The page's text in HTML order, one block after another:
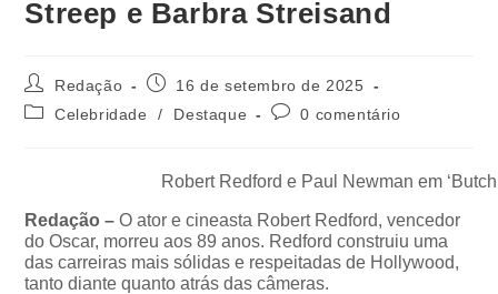
Streep e Barbra Streisand
Redação
16 de setembro de 2025
Celebridade
/ Destaque 0 comentário
Robert Redford e Paul Newman em
Redação – O ator e cineasta Robert Redford, vencedor
do Oscar, morreu aos 89 anos. Redford construiu uma
das carreiras mais sólidas e respeitadas de Hollywood,
tanto diante quanto atrás das câmeras.